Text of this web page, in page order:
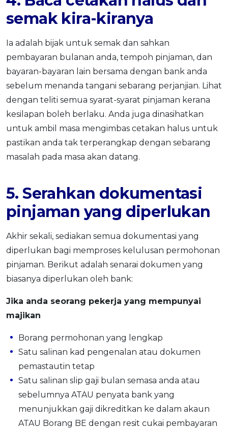
semak kira-kiranya
Ia adalah bijak untuk semak dan sahkan
pembayaran bulanan anda, tempoh pinjaman, dan
bayaran-bayaran lain bersama dengan bank anda
sebelum menanda tangani sebarang perjanjian. Lihat
dengan teliti semua syarat-syarat pinjaman kerana
kesilapan boleh berlaku. Anda juga dinasihatkan
untuk ambil masa mengimbas cetakan halus untuk
pastikan anda tak terperangkap dengan sebarang
masalah pada masa akan datang.
5. Serahkan dokumentasi
pinjaman yang diperlukan
Akhir sekali, sediakan semua dokumentasi yang
diperlukan bagi memproses kelulusan permohonan
pinjaman. Berikut adalah senarai dokumen yang
biasanya diperlukan oleh bank:
Jika anda seorang pekerja yang mempunyai
majikan
Borang permohonan yang lengkap
Satu salinan kad pengenalan atau dokumen
pemastautin tetap
Satu salinan slip gaji bulan semasa anda atau
sebelumnya ATAU penyata bank yang
menunjukkan gaji dikreditkan ke dalam akaun
ATAU Borang BE dengan resit cukai pembayaran